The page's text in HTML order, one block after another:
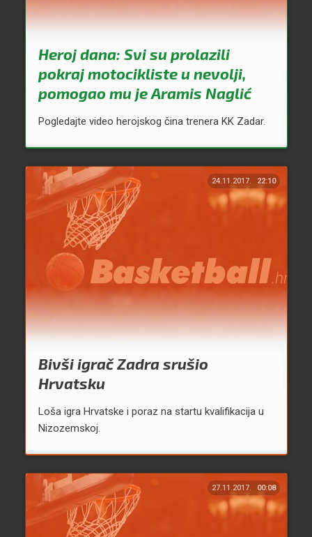
Heroj dana: Svi su prolazili
pokraj motocikliste u nevolji,
pomogao mu je Aramis Naglić
Pogledajte video herojskog čina trenera KK Zadar.
24.11.2017. 22:10
Bivši igrač Zadra srušio
Hrvatsku
Loša igra Hrvatske i poraz na startu kvalifikacija u
Nizozemskoj.
27.11.2017. 00:08